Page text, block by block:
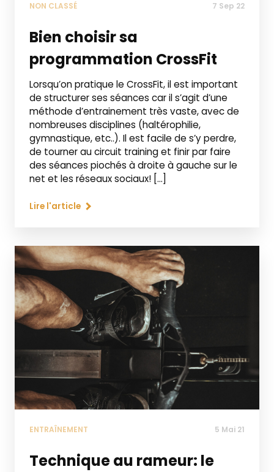
NON CLASSÉ 7 Sep 22
Bien choisir sa
programmation CrossFit
Lorsqu’on pratique le CrossFit, il est important
de structurer ses séances car il s’agit d’une
méthode d’entrainement très vaste, avec de
nombreuses disciplines (haltérophilie,
gymnastique, etc..). Il est facile de s’y perdre,
de tourner au circuit training et finir par faire
des séances piochés à droite à gauche sur le
net et les réseaux sociaux! […]
Lire l'article
ENTRAÎNEMENT 5 Mai 21
Technique au rameur: le